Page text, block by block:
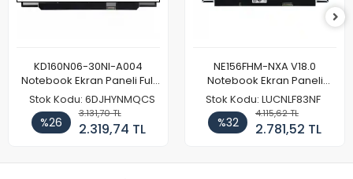
KD160N06-30NI-A004
Notebook Ekran Paneli Full
HD
Stok Kodu: 6DJHYNMQCS
%26
3.131,70 TL
2.319,74 TL
NE156FHM-NXA V18.0
Notebook Ekran Paneli
144Hz
Stok Kodu: LUCNLF83NF
%32
4.115,62 TL
2.781,52 TL